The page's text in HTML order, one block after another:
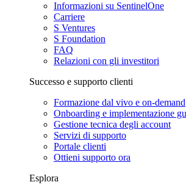
Informazioni su SentinelOne
Carriere
S Ventures
S Foundation
FAQ
Relazioni con gli investitori
Successo e supporto clienti
Formazione dal vivo e on-demand
Onboarding e implementazione
Gestione tecnica degli account
Servizi di supporto
Portale clienti
Ottieni supporto ora
Esplora